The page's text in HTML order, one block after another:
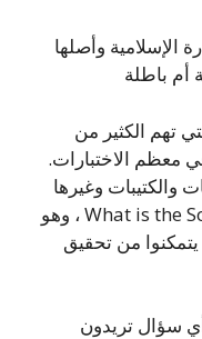
الإسلامية وأصلها
أم باطلة
تهم الكثير من
معظم الاختبارات.
والكتيبات وغيرها
الكثير ، لذا تابعنا على موقع What is the Solution ، وهو
من تحقيق
سؤال تريدون